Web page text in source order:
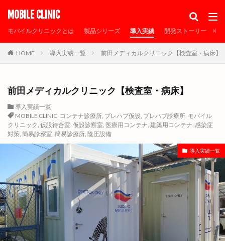
MOBILE CLINIC
モバイルクリニックとは 製品シリーズ 導入実績 開発ストーリー
HOME 導入実績一覧 前田メディカルクリニック【検査室・病床】
前田メディカルクリニック【検査室・病床】
導入実績一覧
MOBILE CLINIC, コンテナ診療所, プレハブ仮設, プレハブ診療所, モバイル
クリニック, 仮設待合室, 仮設診察室, 医療用コンテナ, 建築用コンテナ, 感染症
対策, 簡易診察室, 簡易診療所, 陰圧設備
導入実績一覧
カテゴリー
タグ
SDGs事業認定
エルアークシェルター
オゾン除菌
コンテナ診療所
シャーシ
タムラテコ
トイレ付コンテナ
トイレ付プレハブ
トレーラーハウス
プレハブ仮設
プレハブ診療所
メディア掲載
モバイルクリニック
モバイルクリニックの特徴
リオンシーリング
仮設待合室
仮設病床
仮設発熱外来
仮設診察室
倉庫
個人防護具保管倉庫
個人防護具保管庫
光触媒
医療用コンテナ
在宅診療